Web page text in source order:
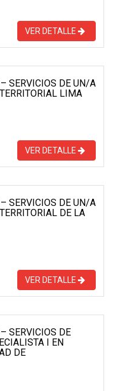
VER DETALLE
SERVICIOS DE UN/A
LIMA
VER DETALLE
SERVICIOS DE UN/A
DE LA
VER DETALLE
SERVICIOS DE
I EN
DE